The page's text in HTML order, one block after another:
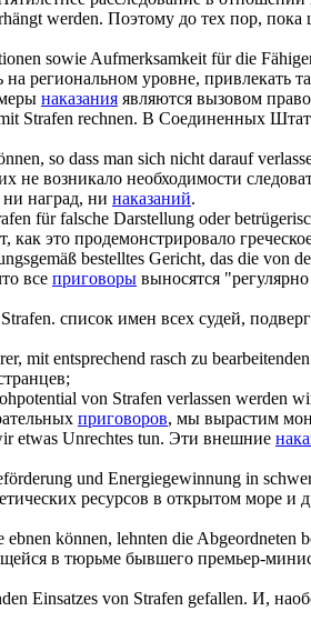
werden. Поэтому до тех пор, пока
sowie Aufmerksamkeit für die
региональном уровне, привлекать
наказания являются вызовом
Strafen rechnen. В Соединенных
so dass man sich nicht darauf
не возникало необходимости
наград, ни наказаний.
für falsche Darstellung oder
это продемонстрировало
bestelltes Gericht, das die von
все приговоры выносятся
Strafen. список имен всех судей,
mit entsprechend rasch zu bearbeitenden
von Strafen verlassen werden
приговоров, мы вырастим
etwas Unrechtes tun. Эти внешние
und Energiegewinnung in
ресурсов в открытом
können, lehnten die Abgeordneten
в тюрьме бывшего премьер-
Einsatzes von Strafen gefallen. И,